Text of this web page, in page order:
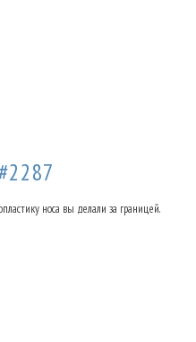
носа вы делали за границей.